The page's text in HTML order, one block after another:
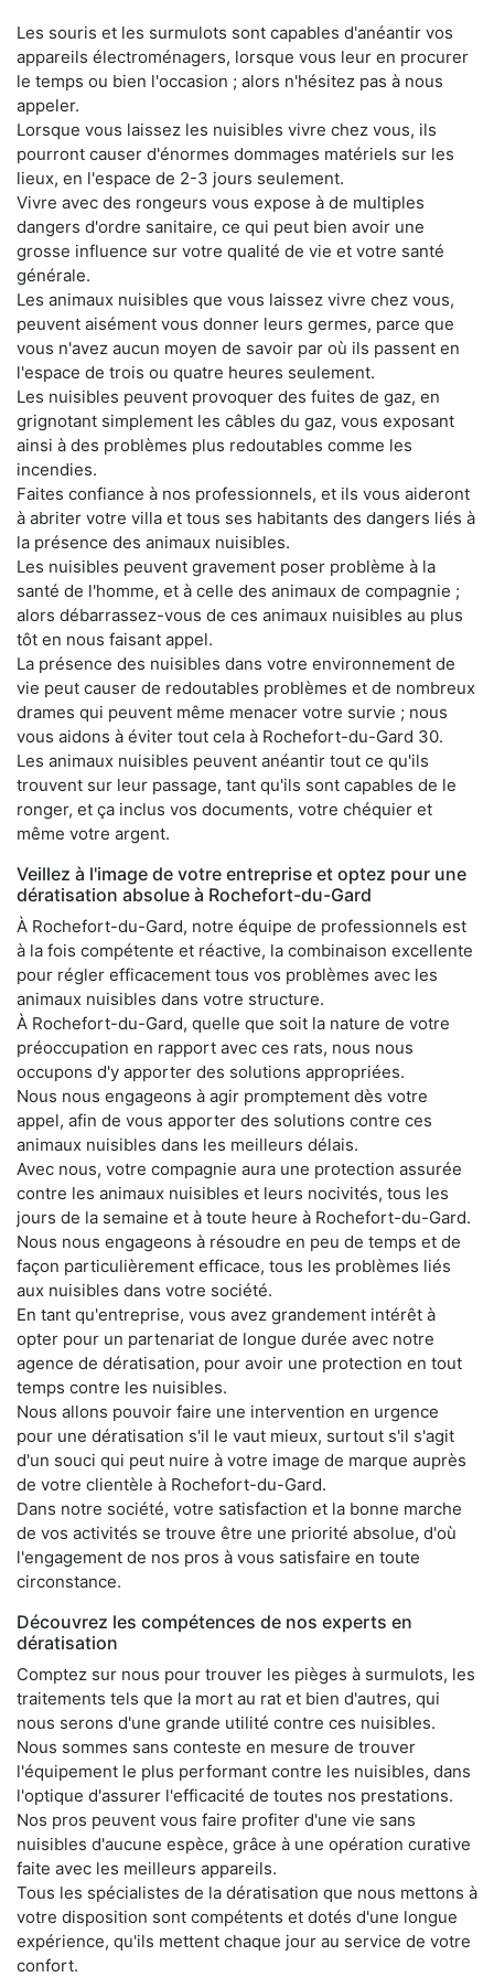
Les souris et les surmulots sont capables d'anéantir vos
appareils électroménagers, lorsque vous leur en procurer
le temps ou bien l'occasion ; alors n'hésitez pas à nous
appeler.
Lorsque vous laissez les nuisibles vivre chez vous, ils
pourront causer d'énormes dommages matériels sur les
lieux, en l'espace de 2-3 jours seulement.
Vivre avec des rongeurs vous expose à de multiples
dangers d'ordre sanitaire, ce qui peut bien avoir une
grosse influence sur votre qualité de vie et votre santé
générale.
Les animaux nuisibles que vous laissez vivre chez vous,
peuvent aisément vous donner leurs germes, parce que
vous n'avez aucun moyen de savoir par où ils passent en
l'espace de trois ou quatre heures seulement.
Les nuisibles peuvent provoquer des fuites de gaz, en
grignotant simplement les câbles du gaz, vous exposant
ainsi à des problèmes plus redoutables comme les
incendies.
Faites confiance à nos professionnels, et ils vous aideront
à abriter votre villa et tous ses habitants des dangers liés à
la présence des animaux nuisibles.
Les nuisibles peuvent gravement poser problème à la
santé de l'homme, et à celle des animaux de compagnie ;
alors débarrassez-vous de ces animaux nuisibles au plus
tôt en nous faisant appel.
La présence des nuisibles dans votre environnement de
vie peut causer de redoutables problèmes et de nombreux
drames qui peuvent même menacer votre survie ; nous
vous aidons à éviter tout cela à Rochefort-du-Gard 30.
Les animaux nuisibles peuvent anéantir tout ce qu'ils
trouvent sur leur passage, tant qu'ils sont capables de le
ronger, et ça inclus vos documents, votre chéquier et
même votre argent.
Veillez à l'image de votre entreprise et optez pour une
dératisation absolue à Rochefort-du-Gard
À Rochefort-du-Gard, notre équipe de professionnels est
à la fois compétente et réactive, la combinaison excellente
pour régler efficacement tous vos problèmes avec les
animaux nuisibles dans votre structure.
À Rochefort-du-Gard, quelle que soit la nature de votre
préoccupation en rapport avec ces rats, nous nous
occupons d'y apporter des solutions appropriées.
Nous nous engageons à agir promptement dès votre
appel, afin de vous apporter des solutions contre ces
animaux nuisibles dans les meilleurs délais.
Avec nous, votre compagnie aura une protection assurée
contre les animaux nuisibles et leurs nocivités, tous les
jours de la semaine et à toute heure à Rochefort-du-Gard.
Nous nous engageons à résoudre en peu de temps et de
façon particulièrement efficace, tous les problèmes liés
aux nuisibles dans votre société.
En tant qu'entreprise, vous avez grandement intérêt à
opter pour un partenariat de longue durée avec notre
agence de dératisation, pour avoir une protection en tout
temps contre les nuisibles.
Nous allons pouvoir faire une intervention en urgence
pour une dératisation s'il le vaut mieux, surtout s'il s'agit
d'un souci qui peut nuire à votre image de marque auprès
de votre clientèle à Rochefort-du-Gard.
Dans notre société, votre satisfaction et la bonne marche
de vos activités se trouve être une priorité absolue, d'où
l'engagement de nos pros à vous satisfaire en toute
circonstance.
Découvrez les compétences de nos experts en
dératisation
Comptez sur nous pour trouver les pièges à surmulots, les
traitements tels que la mort au rat et bien d'autres, qui
nous serons d'une grande utilité contre ces nuisibles.
Nous sommes sans conteste en mesure de trouver
l'équipement le plus performant contre les nuisibles, dans
l'optique d'assurer l'efficacité de toutes nos prestations.
Nos pros peuvent vous faire profiter d'une vie sans
nuisibles d'aucune espèce, grâce à une opération curative
faite avec les meilleurs appareils.
Tous les spécialistes de la dératisation que nous mettons à
votre disposition sont compétents et dotés d'une longue
expérience, qu'ils mettent chaque jour au service de votre
confort.